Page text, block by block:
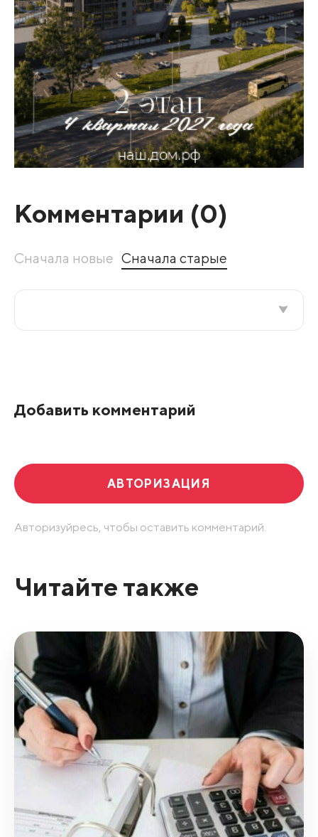
Комментарии (0)
Сначала новые Сначала старые
Добавить комментарий
АВТОРИЗАЦИЯ
Авторизуйресь, чтобы оставить комментарий.
Читайте также